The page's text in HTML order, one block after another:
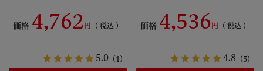
価格 4,762 税込
5.0 （1）
091347-9
価格 4,536 税込
4.8 （5）